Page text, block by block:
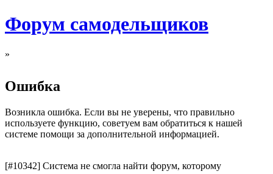
Форум самодельщиков
»
Ошибка
Возникла ошибка. Если вы не уверены, что правильно
используете функцию, советуем вам обратиться к нашей
системе помощи за дополнительной информацией.
[#10342] Система не смогла найти форум, которому